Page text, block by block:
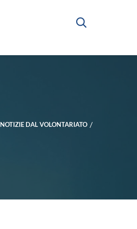
NOTIZIE DAL VOLONTARIATO